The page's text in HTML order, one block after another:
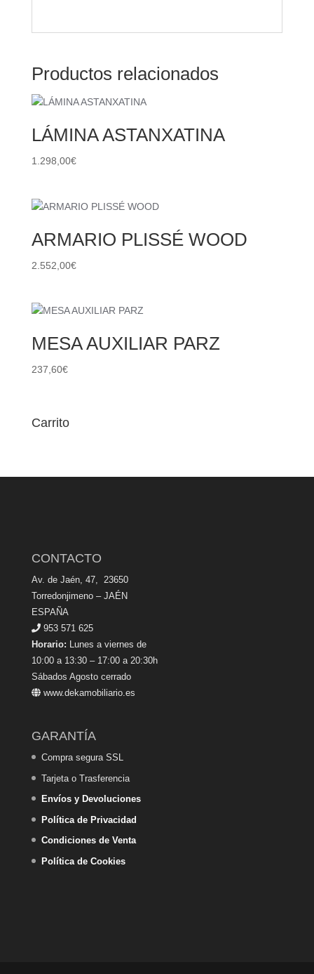
Productos relacionados
LÁMINA ASTANXATINA
1.298,00€
ARMARIO PLISSÉ WOOD
2.552,00€
MESA AUXILIAR PARZ
237,60€
Carrito
CONTACTO
Av. de Jaén, 47, 23650
Torredonjimeno – JAÉN
ESPAÑA
953 571 625
Horario: Lunes a viernes de
10:00 a 13:30 – 17:00 a 20:30h
Sábados Agosto cerrado
www.dekamobiliario.es
GARANTÍA
Compra segura SSL
Tarjeta o Trasferencia
Envíos y Devoluciones
Política de Privacidad
Condiciones de Venta
Política de Cookies